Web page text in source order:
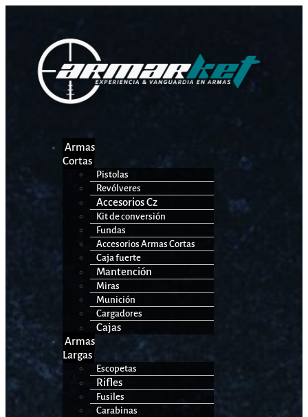
Armas
Cortas
Pistolas
Revólveres
Accesorios Cz
Kit de conversión
Fundas
Accesorios Armas Cortas
Caja fuerte
Mantención
Miras
Munición
Cargadores
Cajas
Armas
Largas
Escopetas
Rifles
Fusiles
Carabinas